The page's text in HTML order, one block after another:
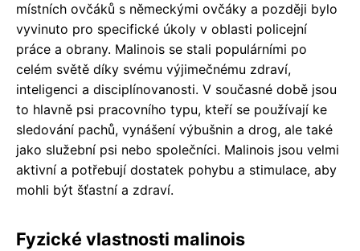
místních ovčáků s německými ovčáky a později bylo
vyvinuto pro specifické úkoly v oblasti policejní
práce a obrany. Malinois se stali populárními po
celém světě díky svému výjimečnému zdraví,
inteligenci a disciplínovanosti. V současné době jsou
to hlavně psi pracovního typu, kteří se používají ke
sledování pachů, vynášení výbušnin a drog, ale také
jako služební psi nebo společníci. Malinois jsou velmi
aktivní a potřebují dostatek pohybu a stimulace, aby
mohli být šťastní a zdraví.
Fyzické vlastnosti malinois